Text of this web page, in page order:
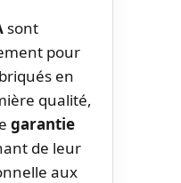
sont
pour
en
qualité,
garantie
de leur
aux